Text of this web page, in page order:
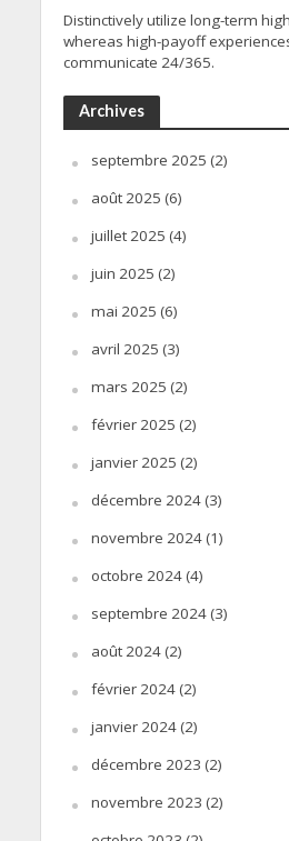
Distinctively utilize long-term
whereas high-payoff
communicate 24/365.
Archives
septembre 2025 (2)
août 2025 (6)
juillet 2025 (4)
juin 2025 (2)
mai 2025 (6)
avril 2025 (3)
mars 2025 (2)
février 2025 (2)
janvier 2025 (2)
décembre 2024(3)
novembre 2024(1)
octobre 2024(4)
septembre 2024(3)
août 2024(2)
février 2024(2)
janvier 2024(2)
décembre 2023 (2)
novembre 2023 (2)